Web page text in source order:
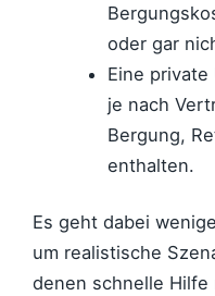
oder gar
Eine
je nach
Bergung,
enthalten.
Es geht dabei
um realistische
denen schnelle